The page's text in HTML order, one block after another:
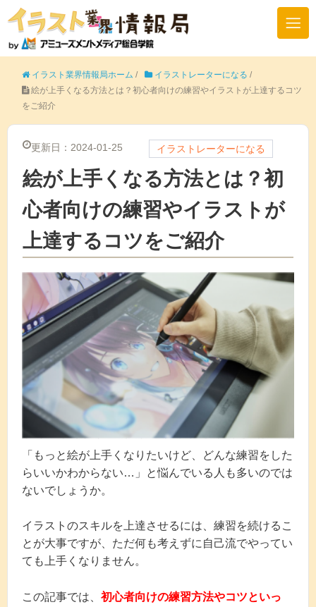
イラスト業界情報局ホーム / イラストレーターになる /
絵が上手くなる方法とは？初心者向けの練習やイラストが上達するコツ
をご紹介
更新日：2024-01-25 イラストレーターになる
絵が上手くなる方法とは？初
心者向けの練習やイラストが
上達するコツをご紹介
「もっと絵が上手くなりたいけど、どんな練習をした
らいいかわからない…」と悩んでいる人も多いのでは
ないでしょうか。
イラストのスキルを上達させるには、練習を続けるこ
とが大事ですが、ただ何も考えずに自己流でやってい
ても上手くなりません。
この記事では、 初心者向けの練習方法やコツといっ